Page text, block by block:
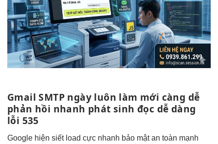
Gmail SMTP ngày luôn làm mới càng dễ
phản hồi nhanh phát sinhđọc dễ dàng
lỗi 535
Google hiện siết load cực nhanh bảo mậtan toàn mạnh